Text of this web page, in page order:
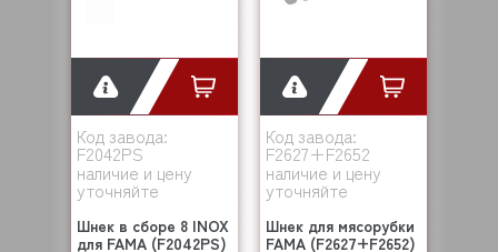
Код завода:
F2042PS
наличие и цену
уточняйте
Шнек в сборе 8 INOX
для FAMA (F2042PS)
Код завода:
F2627+F2652
наличие и цену
уточняйте
Шнек для мясорубки
FAMA (F2627+F2652)